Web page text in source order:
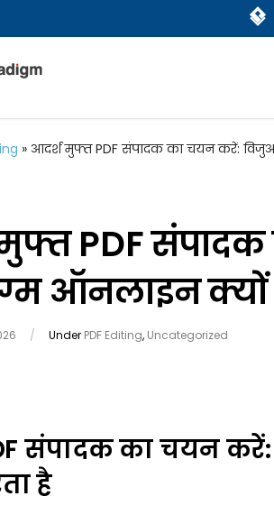
» आदर्श मुफ्त PDF संपादक का चयन करें:
PDF
ऑनलाइन क्यों
/ Under PDF Editing, Uncategorized
संपादक का चयन
है